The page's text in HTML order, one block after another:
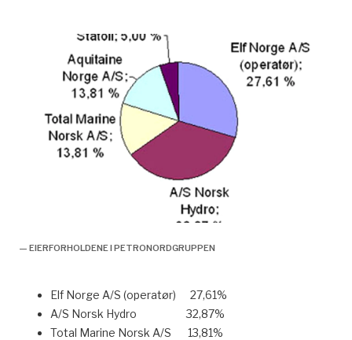
— EIERFORHOLDENE I PETRONORDGRUPPEN
Elf Norge A/S (operatør) 27,61%
A/S Norsk Hydro 32,87%
Total Marine Norsk A/S 13,81%